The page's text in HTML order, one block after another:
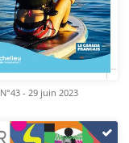
N°43 - 29 juin 2023